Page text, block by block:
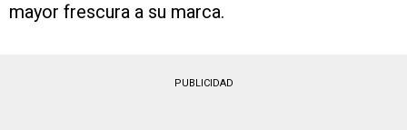
mayor frescura a su marca.
PUBLICIDAD